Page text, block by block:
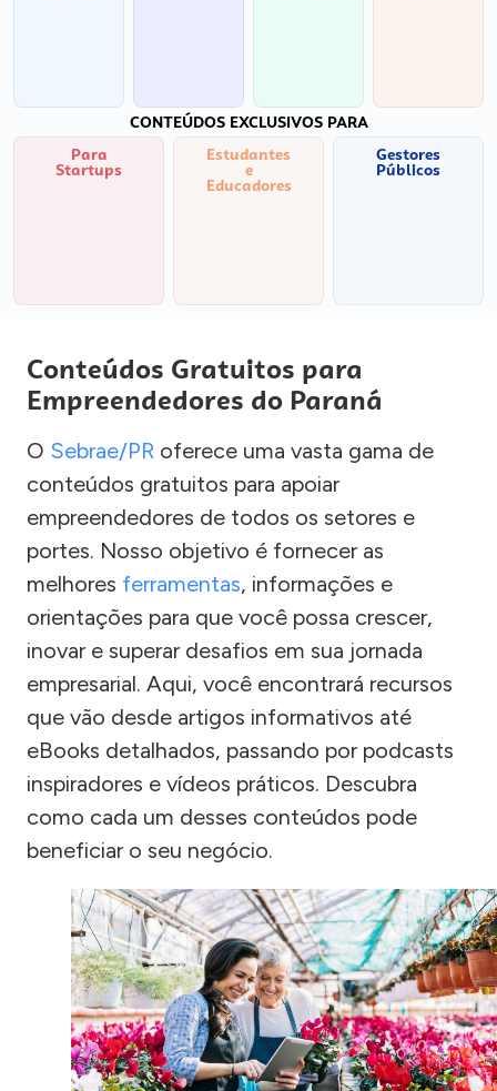
CONTEÚDOS EXCLUSIVOS PARA
Para
Startups
Estudantes
e
Educadores
Gestores
Públicos
Conteúdos Gratuitos para
Empreendedores do Paraná
O Sebrae/PR oferece uma vasta gama de
conteúdos gratuitos para apoiar
empreendedores de todos os setores e
portes. Nosso objetivo é fornecer as
melhores ferramentas, informações e
orientações para que você possa crescer,
inovar e superar desafios em sua jornada
empresarial. Aqui, você encontrará recursos
que vão desde artigos informativos até
eBooks detalhados, passando por podcasts
inspiradores e vídeos práticos. Descubra
como cada um desses conteúdos pode
beneficiar o seu negócio.